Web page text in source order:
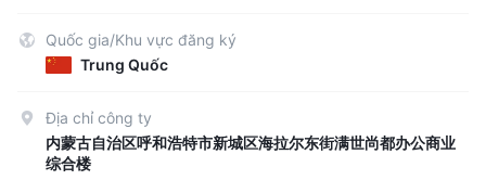
Quốc gia/Khu vực đăng ký
Trung Quốc
Địa chỉ công ty
内蒙古自治区呼和浩特市新城区海拉尔东街满世尚都办公商业
综合楼